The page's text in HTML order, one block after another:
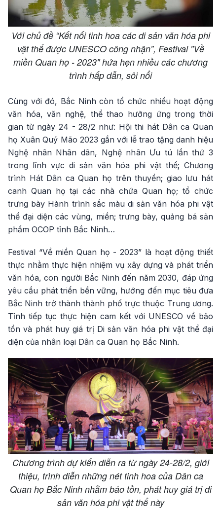
Với chủ đề “Kết nối tinh hoa các di sản văn hóa phi
vật thể được UNESCO công nhận”, Festival "Về
miền Quan họ - 2023" hứa hẹn nhiều các chương
trình hấp dẫn, sôi nổi
Cùng với đó, Bắc Ninh còn tổ chức nhiều hoạt động
văn hóa, văn nghệ, thể thao hưởng ứng trong thời
gian từ ngày 24 - 28/2 như: Hội thi hát Dân ca Quan
họ Xuân Quý Mão 2023 gắn với lễ trao tặng danh hiệu
Nghệ nhân Nhân dân, Nghệ nhân Ưu tú lần thứ 3
trong lĩnh vực di sản văn hóa phi vật thể; Chương
trình Hát Dân ca Quan họ trên thuyền; giao lưu hát
canh Quan họ tại các nhà chứa Quan họ; tổ chức
trưng bày Hành trình sắc màu di sản văn hóa phi vật
thể đại diện các vùng, miền; trưng bày, quảng bá sản
phẩm OCOP tỉnh Bắc Ninh…
Festival “Về miền Quan họ - 2023” là hoạt động thiết
thực nhằm thực hiện nhiệm vụ xây dựng và phát triển
văn hóa, con người Bắc Ninh đến năm 2030, đáp ứng
yêu cầu phát triển bền vững, hướng đến mục tiêu đưa
Bắc Ninh trở thành thành phố trực thuộc Trung ương.
Tỉnh tiếp tục thực hiện cam kết với UNESCO về bảo
tồn và phát huy giá trị Di sản văn hóa phi vật thể đại
diện của nhân loại Dân ca Quan họ Bắc Ninh.
Chương trình dự kiến diễn ra từ ngày 24-28/2, giới
thiệu, trình diễn những nét tinh hoa của Dân ca
Quan họ Bắc Ninh nhằm bảo tồn, phát huy giá trị di
sản văn hóa phi vật thể này